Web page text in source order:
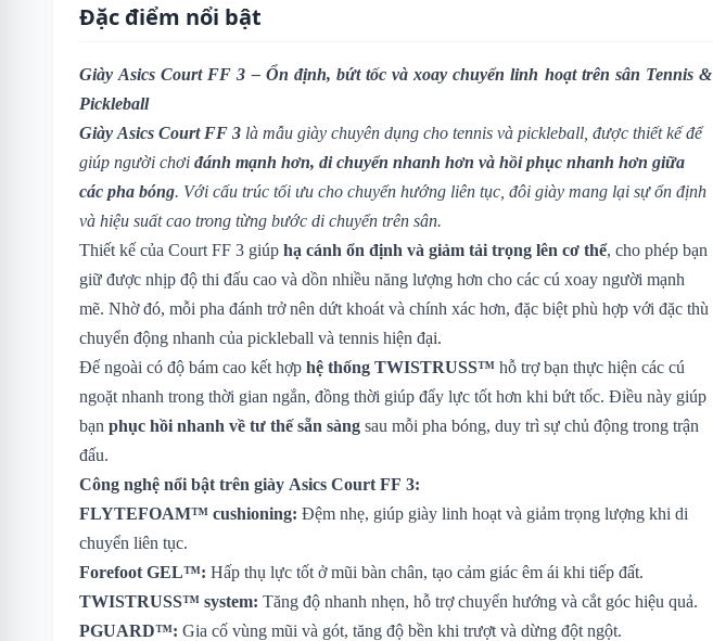
Đặc điểm nổi bật
Giày Asics Court FF 3 – Ổn định, bứt tốc và xoay chuyển linh hoạt trên sân Tennis &
Pickleball
Giày Asics Court FF 3 là mẫu giày chuyên dụng cho tennis và pickleball, được thiết kế để
giúp người chơi đánh mạnh hơn, di chuyển nhanh hơn và hồi phục nhanh hơn giữa
các pha bóng. Với cấu trúc tối ưu cho chuyển hướng liên tục, đôi giày mang lại sự ổn định
và hiệu suất cao trong từng bước di chuyển trên sân.
Thiết kế của Court FF 3 giúp hạ cánh ổn định và giảm tải trọng lên cơ thể, cho phép bạn
giữ được nhịp độ thi đấu cao và dồn nhiều năng lượng hơn cho các cú xoay người mạnh
mẽ. Nhờ đó, mỗi pha đánh trở nên dứt khoát và chính xác hơn, đặc biệt phù hợp với đặc thù
chuyển động nhanh của pickleball và tennis hiện đại.
Đế ngoài có độ bám cao kết hợp hệ thống TWISTRUSS™ hỗ trợ bạn thực hiện các cú
ngoặt nhanh trong thời gian ngắn, đồng thời giúp đẩy lực tốt hơn khi bứt tốc. Điều này giúp
bạn phục hồi nhanh về tư thế sẵn sàng sau mỗi pha bóng, duy trì sự chủ động trong trận
đấu.
Công nghệ nổi bật trên giày Asics Court FF 3:
FLYTEFOAM™ cushioning: Đệm nhẹ, giúp giày linh hoạt và giảm trọng lượng khi di
chuyển liên tục.
Forefoot GEL™: Hấp thụ lực tốt ở mũi bàn chân, tạo cảm giác êm ái khi tiếp đất.
TWISTRUSS™ system: Tăng độ nhanh nhẹn, hỗ trợ chuyển hướng và cắt góc hiệu quả.
PGUARD™: Gia cố vùng mũi và gót, tăng độ bền khi trượt và dừng đột ngột.